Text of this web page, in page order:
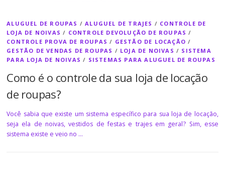
ALUGUEL DE ROUPAS /ALUGUEL DE TRAJES / CONTROLE DE
LOJA DE NOIVAS / CONTROLE DEVOLUÇÃO DE ROUPAS /
CONTROLE PROVA DE ROUPAS / GESTÃO DE LOCAÇÃO /
GESTÃO DE VENDAS DE ROUPAS / LOJA DE NOIVAS / SISTEMA
PARA LOJA DE NOIVAS / SISTEMAS PARA ALUGUEL DE ROUPAS
Como é o controle da sua loja de locação
de roupas?
Você sabia que existe um sistema específico para sua loja de locação,
seja ela de noivas, vestidos de festas e trajes em geral? Sim, esse
sistema existe e veio no …